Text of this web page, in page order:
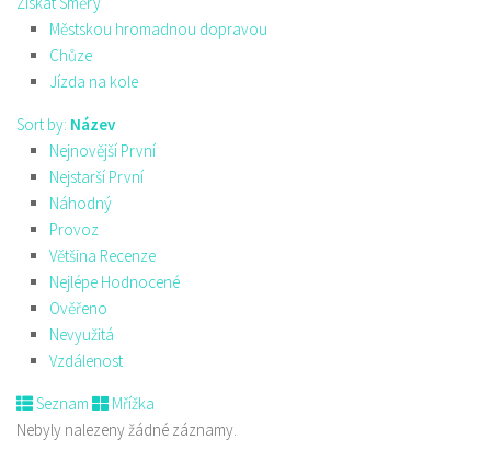
Městskou hromadnou dopravou
Chůze
Jízda na kole
Sort by: Název
Nejnovější První
Nejstarší První
Náhodný
Provoz
Většina Recenze
Nejlépe Hodnocené
Ověřeno
Nevyužitá
Vzdálenost
Seznam
Mřížka
Nebyly nalezeny žádné záznamy.